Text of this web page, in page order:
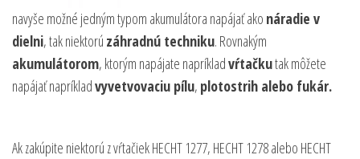
navyše možné jedným typom akumulátora napájať ako náradie v
dielni, tak niektorú záhradnú techniku. Rovnakým
akumulátorom, ktorým napájate napríkladvŕtačkutak môžete
napájať napríkladvyvetvovaciu pílu, plotostrih alebo fukár.
Ak zakúpite niektorú z vŕtačiek HECHT 1277, HECHT 1278 alebo HECHT